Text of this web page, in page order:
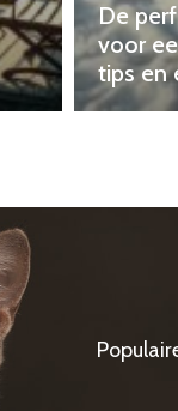
De
voor
tips en